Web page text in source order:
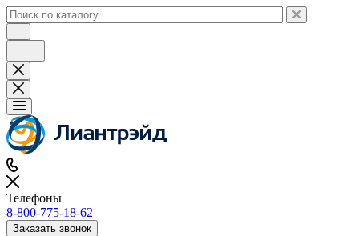
Телефоны
8-800-775-18-62
Заказать звонок